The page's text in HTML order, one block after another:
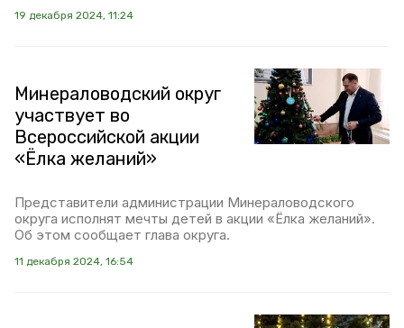
19 декабря 2024, 11:24
Минераловодский округ
участвует во
Всероссийской акции
«Ёлка желаний»
Представители администрации Минераловодского
округа исполнят мечты детей в акции «Ёлка желаний».
Об этом сообщает глава округа.
11 декабря 2024, 16:54